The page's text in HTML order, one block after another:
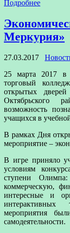
Подробнее
Меркурия»
27.03.2017
25 марта 2017 в
торговый
открытых
Октябрьского
возможность
учащихся в
В рамках Дня
мероприятие –
В игре приняло
условиям
ступени Олимпа:
коммерческую,
интересные и
мероприятия
самодеятельности.